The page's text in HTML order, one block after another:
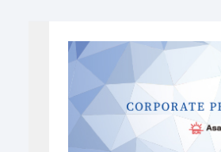
旭ダイヤについて
業種から探す
加工方法から探す
ワークから探す
ダイヤモンド工具・CBN工具の基礎知識
トラブルシューティング
ご使用上の注意
研究開発について
イノベーションストーリー
サステナビリティポリシー
コーポレート・ガバナンス
マテリアリティ
リスクマネジメント（BCM）
IR資料室
財務ハイライト